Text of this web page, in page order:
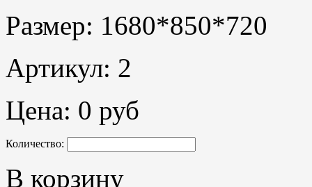
Размер: 1680*850*720
Артикул: 2
Цена: 0 руб
Количество:
В корзину